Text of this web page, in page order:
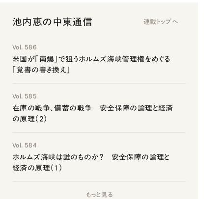
池内恵の中東通信 連載トップへ
Vol. 586
米国が「南爆」で狙うホルムズ海峡管理権をめぐる
「覚書の書き換え」
Vol. 585
在庫の戦争、備蓄の戦争 安全保障の論理と経済
の原理（2）
Vol. 584
ホルムズ海峡は誰のものか？ 安全保障の論理と
経済の原理（1）
もっと見る